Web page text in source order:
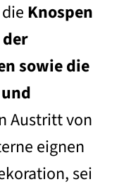
Knospen
sowie die
Austritt von
eignen
sei